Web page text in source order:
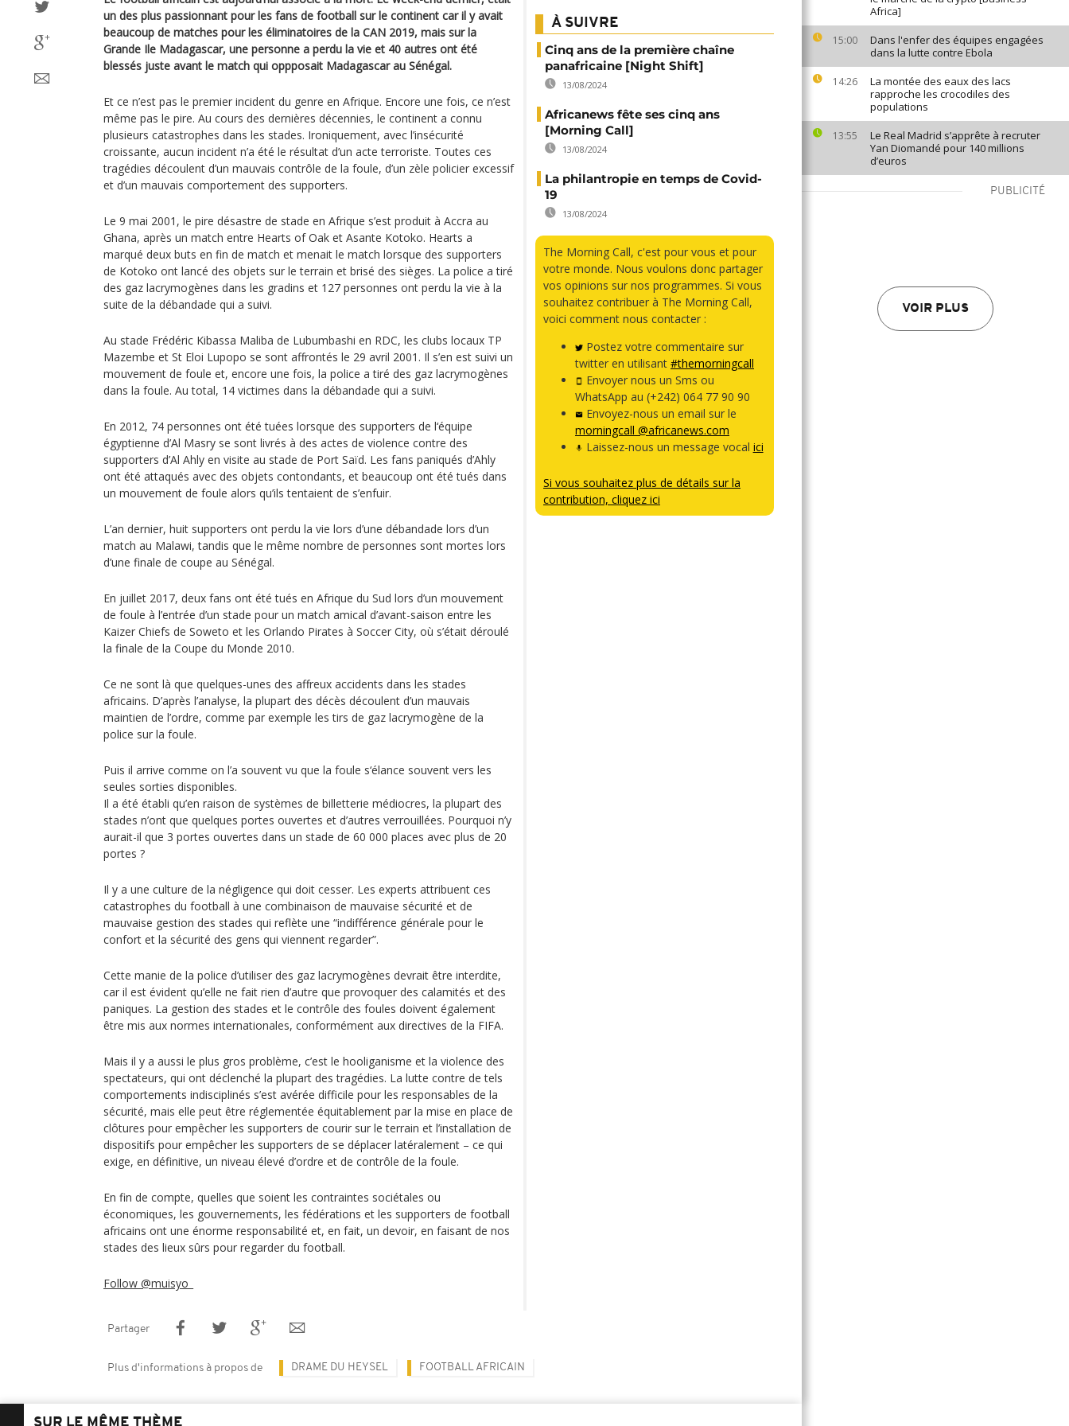
Africa]
15:00
Dans l'enfer des équipes engagées
dans la lutte contre Ebola
14:26
La montée des eaux des lacs
rapproche les crocodiles des
populations
13:55
Le Real Madrid s’apprête à recruter
Yan Diomandé pour 140 millions
d’euros
PUBLICITÉ
VOIR PLUS
un des plus passionnant pour les fans de football sur le continent car il y avait
beaucoup de matches pour les éliminatoires de la CAN 2019, mais sur la
Grande Ile Madagascar, une personne a perdu la vie et 40 autres ont été
blessés juste avant le match qui oppposait Madagascar au Sénégal.
Et ce n’est pas le premier incident du genre en Afrique. Encore une fois, ce n’est
même pas le pire. Au cours des dernières décennies, le continent a connu
plusieurs catastrophes dans les stades. Ironiquement, avec l’insécurité
croissante, aucun incident n’a été le résultat d’un acte terroriste. Toutes ces
tragédies découlent d’un mauvais contrôle de la foule, d’un zèle policier excessif
et d’un mauvais comportement des supporters.
Le 9 mai 2001, le pire désastre de stade en Afrique s’est produit à Accra au
Ghana, après un match entre Hearts of Oak et Asante Kotoko. Hearts a
marqué deux buts en fin de match et menait le match lorsque des supporters
de Kotoko ont lancé des objets sur le terrain et brisé des sièges. La police a tiré
des gaz lacrymogènes dans les gradins et 127 personnes ont perdu la vie à la
suite de la débandade qui a suivi.
Au stade Frédéric Kibassa Maliba de Lubumbashi en RDC, les clubs locaux TP
Mazembe et St Eloi Lupopo se sont affrontés le 29 avril 2001. Il s’en est suivi un
mouvement de foule et, encore une fois, la police a tiré des gaz lacrymogènes
dans la foule. Au total, 14 victimes dans la débandade qui a suivi.
En 2012, 74 personnes ont été tuées lorsque des supporters de l‘équipe
égyptienne d’Al Masry se sont livrés à des actes de violence contre des
supporters d’Al Ahly en visite au stade de Port Saïd. Les fans paniqués d’Ahly
ont été attaqués avec des objets contondants, et beaucoup ont été tués dans
un mouvement de foule alors qu’ils tentaient de s’enfuir.
L’an dernier, huit supporters ont perdu la vie lors d’une débandade lors d’un
match au Malawi, tandis que le même nombre de personnes sont mortes lors
d’une finale de coupe au Sénégal.
En juillet 2017, deux fans ont été tués en Afrique du Sud lors d’un mouvement
de foule à l’entrée d’un stade pour un match amical d’avant-saison entre les
Kaizer Chiefs de Soweto et les Orlando Pirates à Soccer City, où s’était déroulé
la finale de la Coupe du Monde 2010.
Ce ne sont là que quelques-unes des affreux accidents dans les stades
africains. D’après l’analyse, la plupart des décès découlent d’un mauvais
maintien de l’ordre, comme par exemple les tirs de gaz lacrymogène de la
police sur la foule.
Puis il arrive comme on l’a souvent vu que la foule s‘élance souvent vers les
seules sorties disponibles.
Il a été établi qu’en raison de systèmes de billetterie médiocres, la plupart des
stades n’ont que quelques portes ouvertes et d’autres verrouillées. Pourquoi n’y
aurait-il que 3 portes ouvertes dans un stade de 60 000 places avec plus de 20
portes ?
Il y a une culture de la négligence qui doit cesser. Les experts attribuent ces
catastrophes du football à une combinaison de mauvaise sécurité et de
mauvaise gestion des stades qui reflète une “indifférence générale pour le
confort et la sécurité des gens qui viennent regarder”.
Cette manie de la police d’utiliser des gaz lacrymogènes devrait être interdite,
car il est évident qu’elle ne fait rien d’autre que provoquer des calamités et des
paniques. La gestion des stades et le contrôle des foules doivent également
être mis aux normes internationales, conformément aux directives de la FIFA.
Mais il y a aussi le plus gros problème, c’est le hooliganisme et la violence des
spectateurs, qui ont déclenché la plupart des tragédies. La lutte contre de tels
comportements indisciplinés s’est avérée difficile pour les responsables de la
sécurité, mais elle peut être réglementée équitablement par la mise en place de
clôtures pour empêcher les supporters de courir sur le terrain et l’installation de
dispositifs pour empêcher les supporters de se déplacer latéralement – ce qui
exige, en définitive, un niveau élevé d’ordre et de contrôle de la foule.
En fin de compte, quelles que soient les contraintes sociétales ou
économiques, les gouvernements, les fédérations et les supporters de football
africains ont une énorme responsabilité et, en fait, un devoir, en faisant de nos
stades des lieux sûrs pour regarder du football.
Follow @muisyo_
À SUIVRE
Cinq ans de la première chaîne
panafricaine [Night Shift]
13/08/2024
Africanews fête ses cinq ans
[Morning Call]
13/08/2024
La philantropie en temps de Covid-
19
13/08/2024
The Morning Call, c'est pour vous et pour
votre monde. Nous voulons donc partager
vos opinions sur nos programmes. Si vous
souhaitez contribuer à The Morning Call,
voici comment nous contacter :
Postez votre commentaire sur
twitter en utilisant #themorningcall
Envoyer nous un Sms ou
WhatsApp au (+242) 064 77 90 90
Envoyez-nous un email sur le
morningcall @africanews.com
Laissez-nous un message vocal ici
Si vous souhaitez plus de détails sur la
contribution, cliquez ici
Partager
Plus d'informations à propos de DRAME DU HEYSEL FOOTBALL AFRICAIN